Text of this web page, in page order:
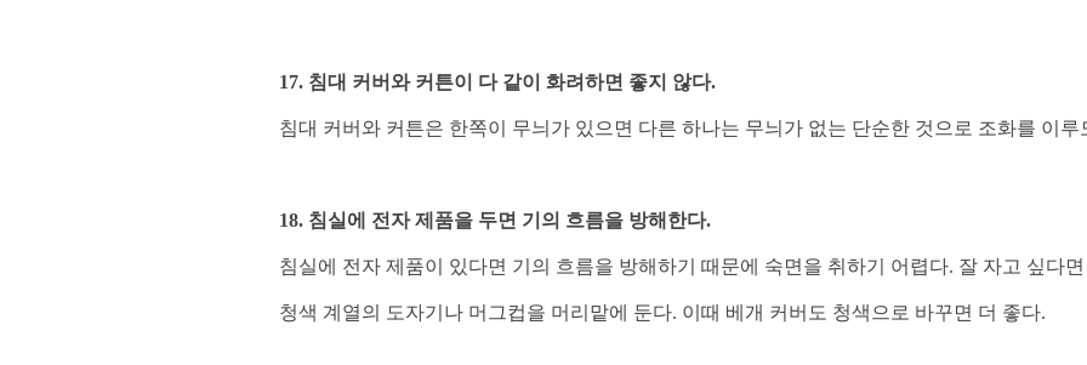
17. 침대 커버와 커튼이 다 같이 화려하면 좋지 않다.
침대 커버와 커튼은 한쪽이 무늬가 있으면 다른 하나는 무늬가 없는 단순한 것으로 조화를 이루
18. 침실에 전자 제품을 두면 기의 흐름을 방해한다.
침실에 전자 제품이 있다면 기의 흐름을 방해하기 때문에 숙면을 취하기 어렵다. 잘 자고 싶다면
청색 계열의 도자기나 머그컵을 머리맡에 둔다. 이때 베개 커버도 청색으로 바꾸면 더 좋다.